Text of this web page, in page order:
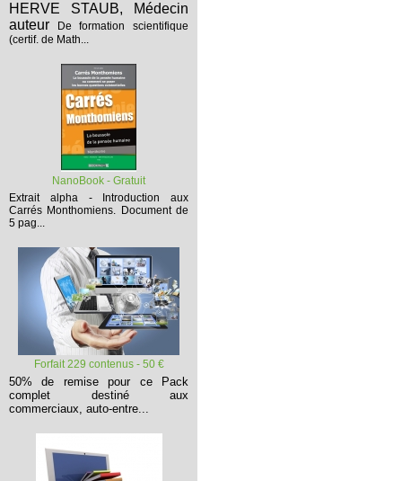
HERVE STAUB, Médecin
auteur
De formation scientifique
(certif. de Math...
NanoBook - Gratuit
Extrait alpha - Introduction aux
Carrés Monthomiens. Document de
5 pag...
Forfait 229 contenus - 50 €
50% de remise pour ce Pack
complet destiné aux
commerciaux, auto-entre...